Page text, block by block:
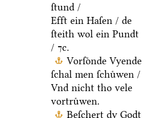
ſtund /
Efft ein Haſen / de
ſteith wol ein Pundt
/ ⁊c.
Vorſoͤnde Vyende
ſchal men ſchuͤwen /
Vnd nicht tho vele
vortruͤwen.
Beſchert dy Godt